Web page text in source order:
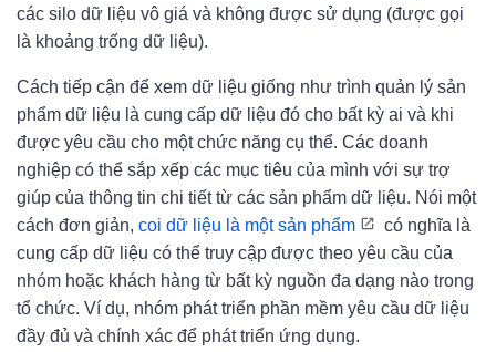
các silo dữ liệu vô giá và không được sử dụng (được gọi
là khoảng trống dữ liệu).
Cách tiếp cận để xem dữ liệu giống như trình quản lý sản
phẩm dữ liệu là cung cấp dữ liệu đó cho bất kỳ ai và khi
được yêu cầu cho một chức năng cụ thể. Các doanh
nghiệp có thể sắp xếp các mục tiêu của mình với sự trợ
giúp của thông tin chi tiết từ các sản phẩm dữ liệu. Nói một
cách đơn giản, coi dữ liệu là một sản phẩm
có nghĩa là
cung cấp dữ liệu có thể truy cập được theo yêu cầu của
nhóm hoặc khách hàng từ bất kỳ nguồn đa dạng nào trong
tổ chức. Ví dụ, nhóm phát triển phần mềm yêu cầu dữ liệu
đầy đủ và chính xác để phát triển ứng dụng.